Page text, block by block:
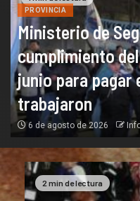
PROVINCIA
Ministerio de
cumplimiento
junio para pagar
trabajaron
6 de agosto de 2026
2 min de lectura